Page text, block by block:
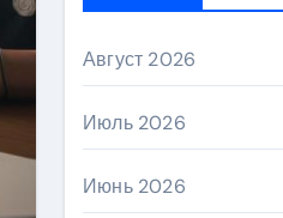
Август 2026
Июль 2026
Июнь 2026